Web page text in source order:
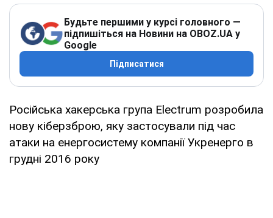
Будьте першими у курсі головного —
підпишіться на Новини на OBOZ.UA у
Google
Підписатися
Російська хакерська група Electrum розробила
нову кіберзброю, яку застосували під час
атаки на енергосистему компанії Укренерго в
грудні 2016 року